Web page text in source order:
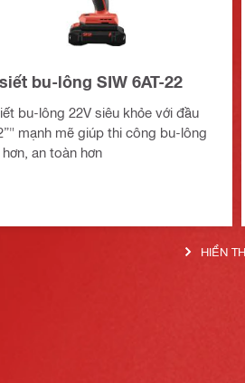
bu-lông SIW 6AT-22
bu-lông 22V siêu khỏe với đầu
mạnh mẽ giúp thi công bu-lông
hơn, an toàn hơn
HIỂN